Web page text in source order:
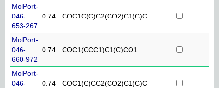
MolPort-
046-
653-267
0.74 COC1C(C)C2(CO2)C1(C)C
MolPort-
046-
660-972
0.74 COC1(CCC1)C1(C)CO1
MolPort-
046-
0.74 COC1(C)CC2(CO2)C1(C)C